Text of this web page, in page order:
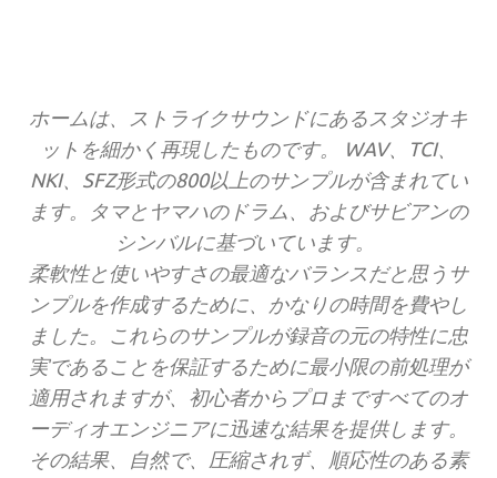
ホームは、ストライクサウンドにあるスタジオキ
ットを細かく再現したものです。 WAV、TCI、
NKI、SFZ形式の800以上のサンプルが含まれてい
ます。タマとヤマハのドラム、およびサビアンの
シンバルに基づいています。
柔軟性と使いやすさの最適なバランスだと思うサ
ンプルを作成するために、かなりの時間を費やし
ました。これらのサンプルが録音の元の特性に忠
実であることを保証するために最小限の前処理が
適用されますが、初心者からプロまですべてのオ
ーディオエンジニアに迅速な結果を提供します。
その結果、自然で、圧縮されず、順応性のある素